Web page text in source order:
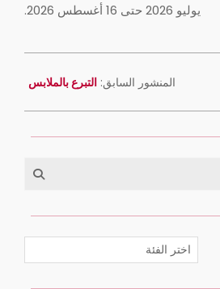
يوليو 2026 حتى 16 أغسطس 2026.
المنشور السابق: التبرع بالملابس
فئات